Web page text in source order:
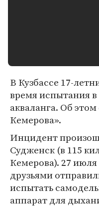
В Кузбассе 17-
время испытания
акваланга. Об
Кемерова».
Инцидент
Судженск (в 115
Кемерова). 27
друзьями
испытать
аппарат для